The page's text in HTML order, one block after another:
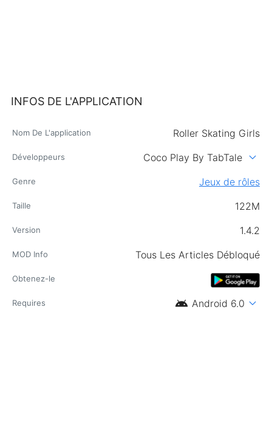
INFOS DE L'APPLICATION
Nom De L'application Roller Skating Girls
Développeurs Coco Play By TabTale expand_more
Genre Jeux de rôles
Taille 122M
Version 1.4.2
MOD Info Tous Les Articles Débloqué
Obtenez-le
Requires android Android 6.0 expand_more